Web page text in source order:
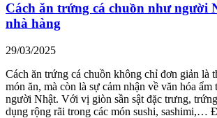
Cách ăn trứng cá chuồn như người
nhà hàng
29/03/2025
Cách ăn trứng cá chuồn không chỉ đơn giản là
món ăn, mà còn là sự cảm nhận về văn hóa ẩm
người Nhật. Với vị giòn sần sật đặc trưng,
dụng rộng rãi trong các món sushi, sashimi,…